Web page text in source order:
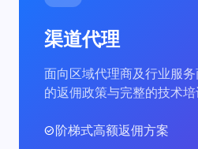
渠道代理
面向区域代理商及行业服
的返佣政策与完整的技术培
check_circle阶梯式高额返佣方案